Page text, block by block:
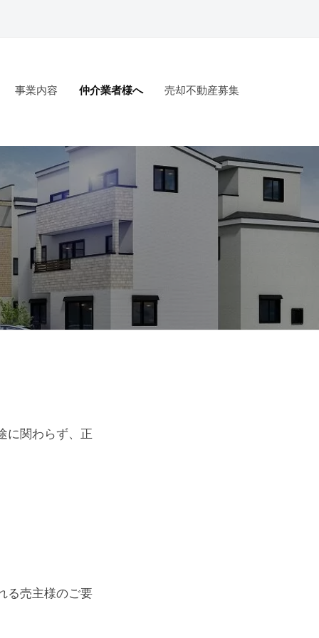
事業内容 仲介業者様へ 売却不動産募集
に関わらず、正
る売主様のご要